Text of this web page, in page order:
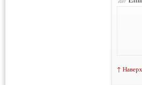
↑ Наверх